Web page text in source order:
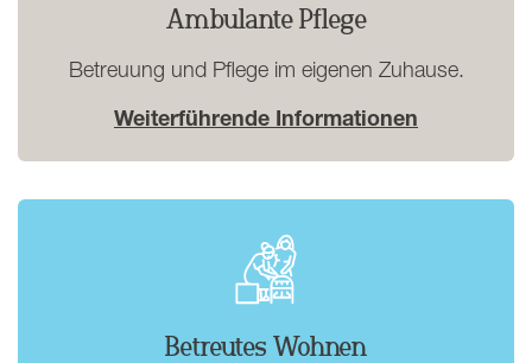
Ambulante Pflege
Betreuung und Pflege im eigenen Zuhause.
Weiterführende Informationen
Betreutes Wohnen